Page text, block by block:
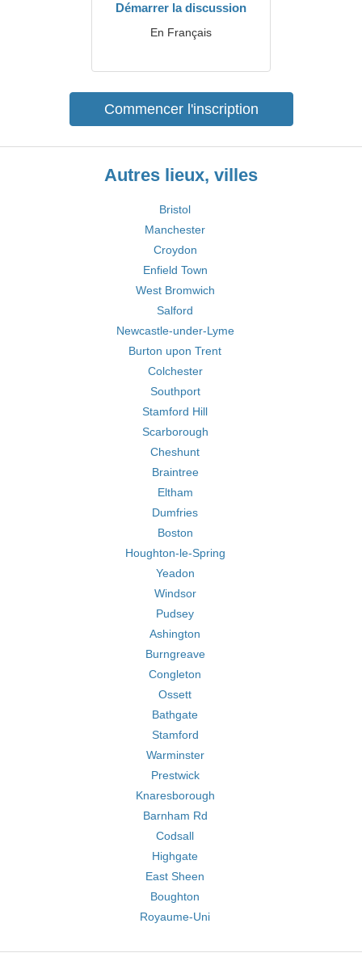
Démarrer la discussion
En Français
Commencer l'inscription
Autres lieux, villes
Bristol
Manchester
Croydon
Enfield Town
West Bromwich
Salford
Newcastle-under-Lyme
Burton upon Trent
Colchester
Southport
Stamford Hill
Scarborough
Cheshunt
Braintree
Eltham
Dumfries
Boston
Houghton-le-Spring
Yeadon
Windsor
Pudsey
Ashington
Burngreave
Congleton
Ossett
Bathgate
Stamford
Warminster
Prestwick
Knaresborough
Barnham Rd
Codsall
Highgate
East Sheen
Boughton
Royaume-Uni